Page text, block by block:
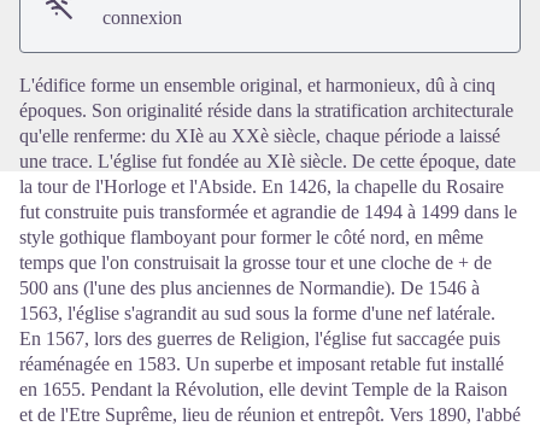
connexion
L'édifice forme un ensemble original, et harmonieux, dû à cinq
époques. Son originalité réside dans la stratification architecturale
qu'elle renferme: du XIè au XXè siècle, chaque période a laissé
une trace. L'église fut fondée au XIè siècle. De cette époque, date
la tour de l'Horloge et l'Abside. En 1426, la chapelle du Rosaire
fut construite puis transformée et agrandie de 1494 à 1499 dans le
style gothique flamboyant pour former le côté nord, en même
temps que l'on construisait la grosse tour et une cloche de + de
500 ans (l'une des plus anciennes de Normandie). De 1546 à
1563, l'église s'agrandit au sud sous la forme d'une nef latérale.
En 1567, lors des guerres de Religion, l'église fut saccagée puis
réaménagée en 1583. Un superbe et imposant retable fut installé
en 1655. Pendant la Révolution, elle devint Temple de la Raison
et de l'Etre Suprême, lieu de réunion et entrepôt. Vers 1890, l'abbé